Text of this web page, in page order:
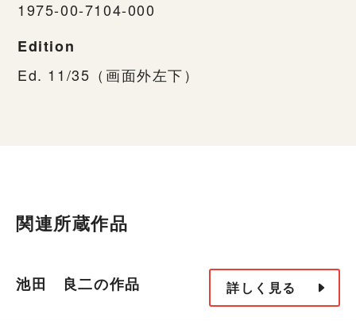
1975-00-7104-000
Edition
Ed. 11/35（画面外左下）
関連所蔵作品
池田 良二の作品 詳しく見る